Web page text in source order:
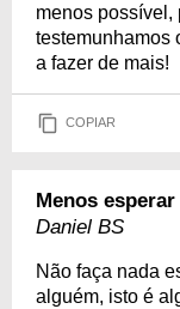
menos possível,
testemunhamos
a fazer de mais!
COPIAR
Menos esperar
Daniel BS
Não faça nada
alguém, isto é